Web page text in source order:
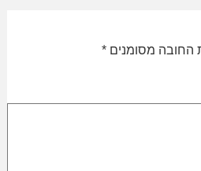
החובה מסומנים *